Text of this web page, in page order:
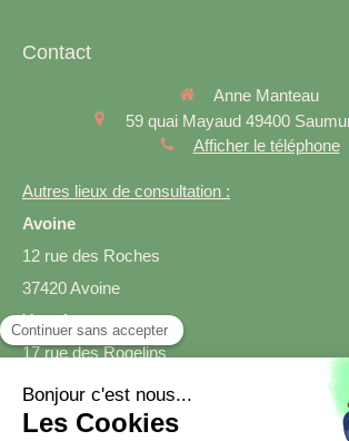
Contact
Anne Manteau
59 quai Mayaud 49400
Afficher le téléphone
Autres lieux de consultation :
Avoine
12 rue des Roches
37420 Avoine
Varrains
17 rue des Rogelins
49400 Varrains
Prendre rendez-vous